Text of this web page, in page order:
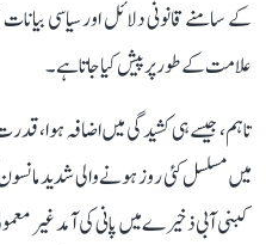
کے سامنے قانونی دلائل اور سیاسی بیانات
علامت کے طور پر پیش کیا جاتا ہے۔
تاہم، جیسے ہی کشیدگی میں اضافہ ہوا،
میں مسلسل کئی روز ہونے والی شدید
کبنی آبی ذخیرے میں پانی کی آمد غیر